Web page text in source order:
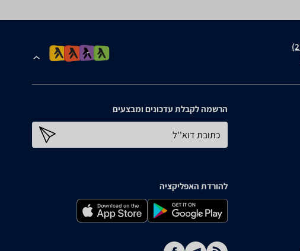
הרשמה לקבלת עדכונים ומבצעים
כתובת דוא''ל
להורדת האפליקציה